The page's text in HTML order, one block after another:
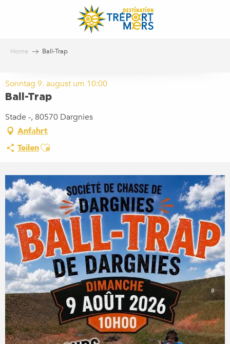
Home Ball-Trap
Sonntag 9. august um 10:00
Ball-Trap
Stade -, 80570 Dargnies
Anfahrt
TeilenAjouter aux favoris